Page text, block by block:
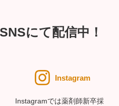
にて配信中！
Instagram
Instagramでは薬剤師新卒採